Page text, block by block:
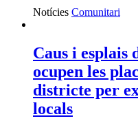
Assessora't
Si vols aconseguir més
Direcció General d’Acció
(DGACIS)posa a la teva